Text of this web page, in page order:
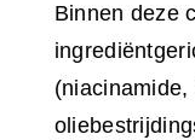
Binnen deze